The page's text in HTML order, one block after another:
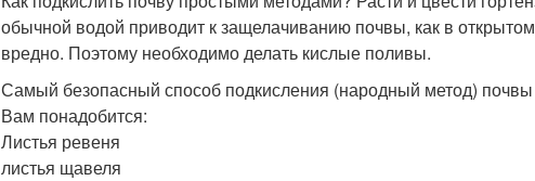
обычной водой приводит к защелачиванию почвы, как в открытом
вредно. Поэтому необходимо делать кислые поливы.
Самый безопасный способ подкисления (народный метод) почвы
Вам понадобится:
Листья ревеня
листья щавеля